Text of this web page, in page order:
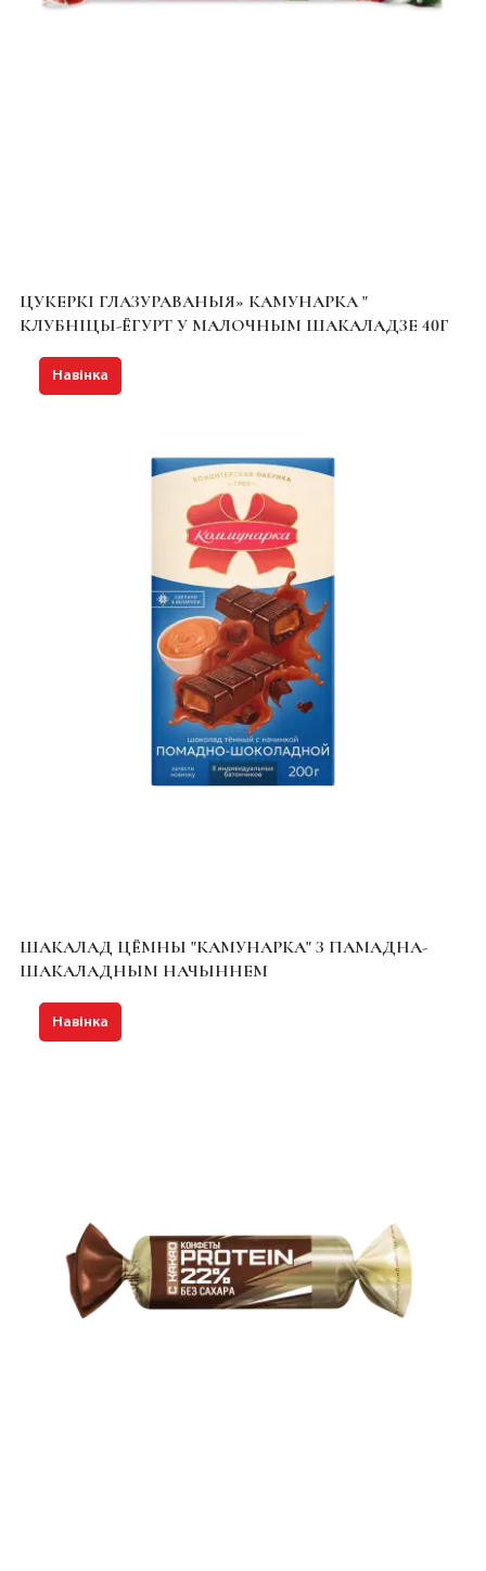
ЦУКЕРКІ ГЛАЗУРАВАНЫЯ» КАМУНАРКА "
КЛУБНІЦЫ-ЁГУРТ У МАЛОЧНЫМ ШАКАЛАДЗЕ 40Г
Навінка
ШАКАЛАД ЦЁМНЫ "КАМУНАРКА" З ПАМАДНА-
ШАКАЛАДНЫМ НАЧЫННЕМ
Навінка